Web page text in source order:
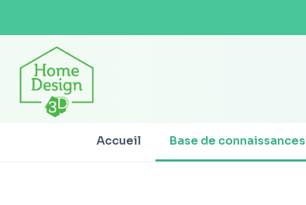
Accueil Base de connaissances